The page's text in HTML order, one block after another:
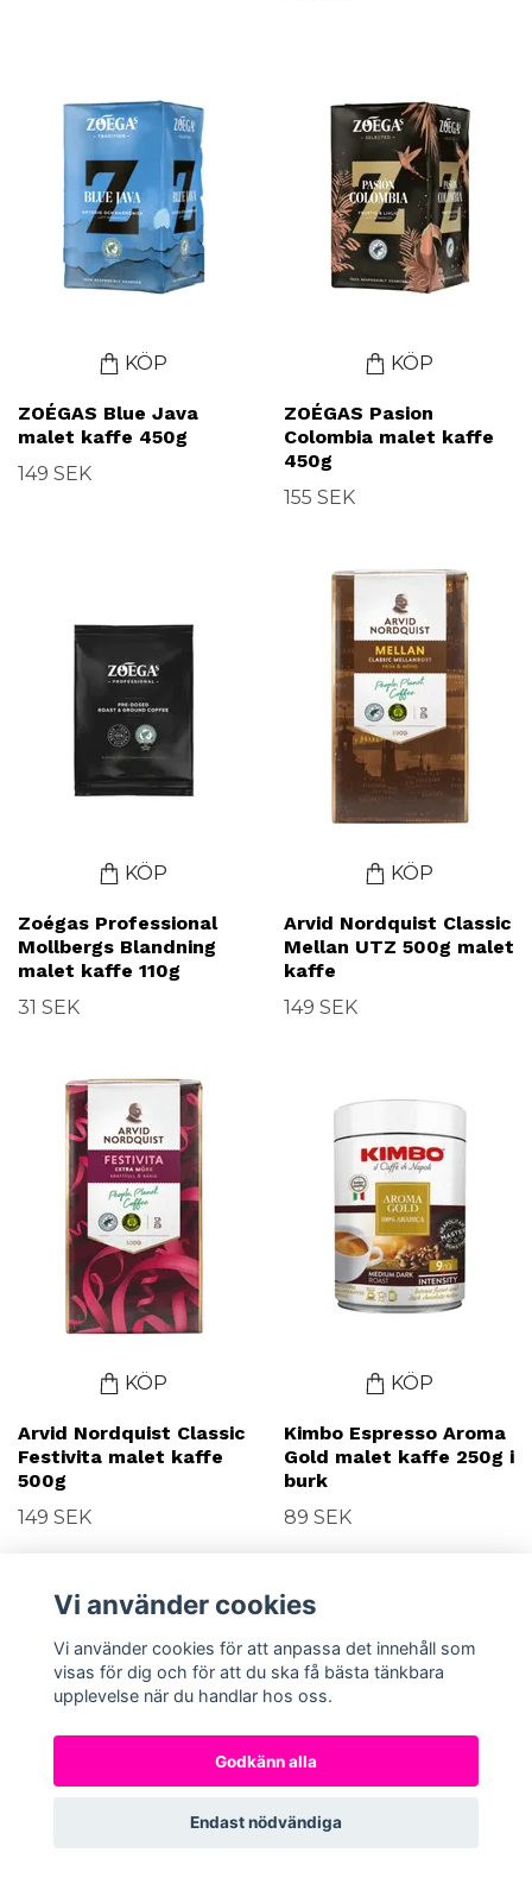
KÖP
ZOÉGAS Blue Java
malet kaffe 450g
149 SEK
KÖP
ZOÉGAS Pasion
Colombia malet kaffe
450g
155 SEK
KÖP
Zoégas Professional
Mollbergs Blandning
malet kaffe 110g
31 SEK
KÖP
Arvid Nordquist Classic
Mellan UTZ 500g malet
kaffe
149 SEK
KÖP
Arvid Nordquist Classic
Festivita malet kaffe
500g
149 SEK
KÖP
Kimbo Espresso Aroma
Gold malet kaffe 250g i
burk
89 SEK
Vi använder cookies
Vi använder cookies för att anpassa det innehåll som
visas för dig och för att du ska få bästa tänkbara
upplevelse när du handlar hos oss.
Godkänn alla
Endast nödvändiga